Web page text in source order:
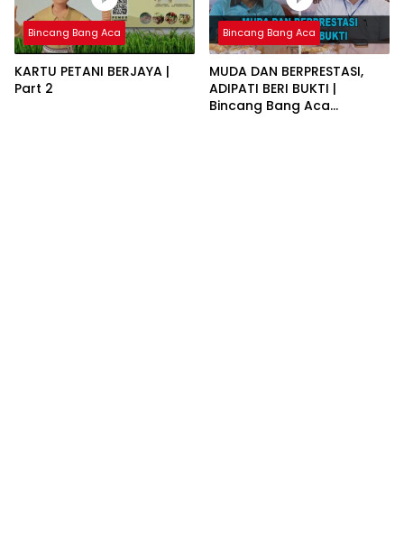
Bincang Bang Aca
KARTU PETANI BERJAYA |
Part 2
Bincang Bang Aca
MUDA DAN BERPRESTASI,
ADIPATI BERI BUKTI |
Bincang Bang Aca